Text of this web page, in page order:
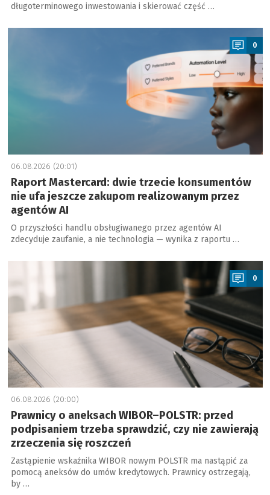
długoterminowego inwestowania i skierować część …
a
0
06.08.2026 (20:01)
Raport Mastercard: dwie trzecie konsumentów
nie ufa jeszcze zakupom realizowanym przez
agentów AI
O przyszłości handlu obsługiwanego przez agentów AI
zdecyduje zaufanie, a nie technologia — wynika z raportu …
a
0
06.08.2026 (20:00)
Prawnicy o aneksach WIBOR–POLSTR: przed
podpisaniem trzeba sprawdzić, czy nie zawierają
zrzeczenia się roszczeń
Zastąpienie wskaźnika WIBOR nowym POLSTR ma nastąpić za
pomocą aneksów do umów kredytowych. Prawnicy ostrzegają,
by …